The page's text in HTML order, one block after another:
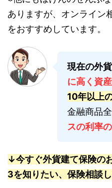
ありますが、オンライン
をおすすめしています。
現在の外
に高く資
10年以上
金融商品
スの利率
↓今すぐ外貨建て保険の
3を知りたい、保険相談